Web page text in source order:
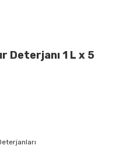
Deterjanı 1 L x 5